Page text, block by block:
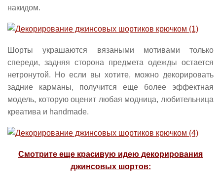
накидом.
Шорты украшаются вязаными мотивами только
спереди, задняя сторона предмета одежды остается
нетронутой. Но если вы хотите, можно декорировать
задние карманы, получится еще более эффектная
модель, которую оценит любая модница, любительница
креатива и handmade.
Смотрите еще красивую идею декорирования
джинсовых шортов: